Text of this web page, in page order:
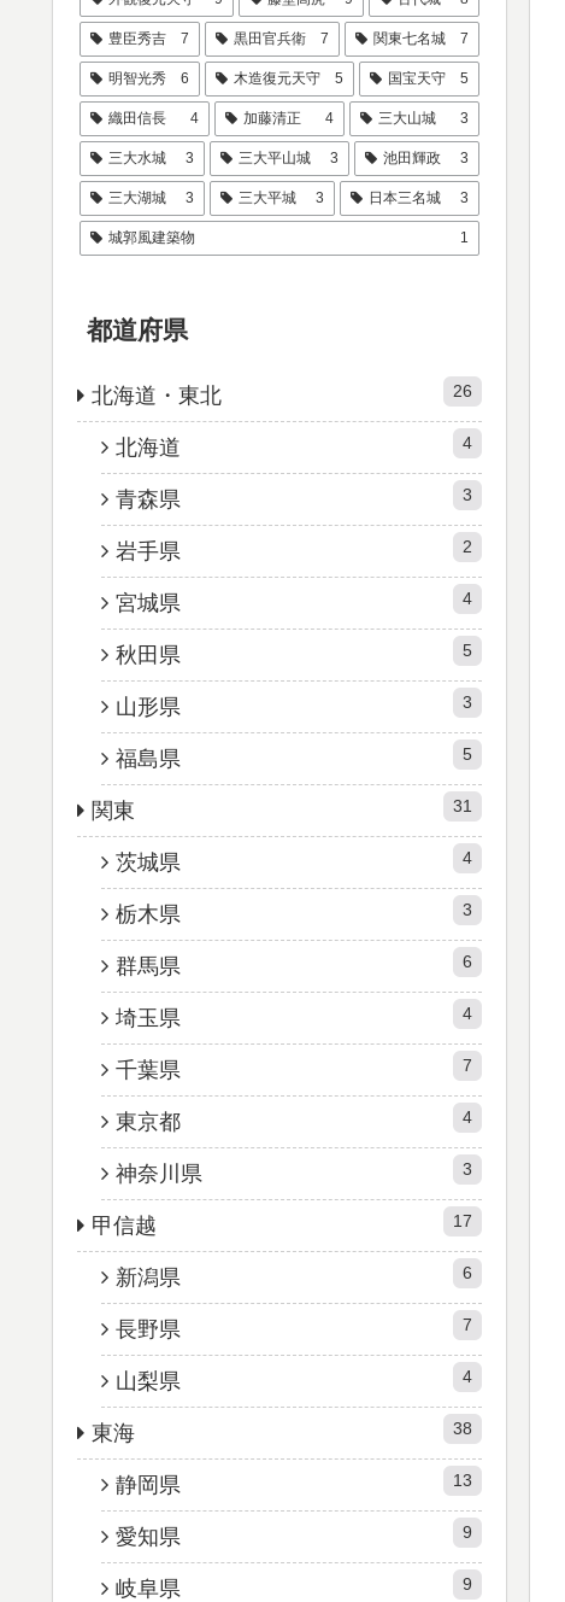
豊臣秀吉 7 黒田官兵衛 7 関東七名城 7
明智光秀 6 木造復元天守 5 国宝天守 5
織田信長 4 加藤清正 4 三大山城 3
三大水城 3 三大平山城 3 池田輝政 3
三大湖城 3 三大平城 3 日本三名城 3
城郭風建築物 1
都道府県
北海道・東北 26
北海道 4
青森県 3
岩手県 2
宮城県 4
秋田県 5
山形県 3
福島県 5
関東 31
茨城県 4
栃木県 3
群馬県 6
埼玉県 4
千葉県 7
東京都 4
神奈川県 3
甲信越 17
新潟県 6
長野県 7
山梨県 4
東海 38
静岡県 13
愛知県 9
岐阜県 9